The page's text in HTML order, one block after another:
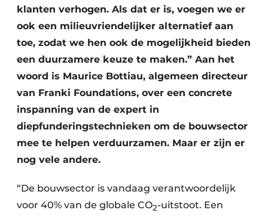
Houtbouw
HVAC
Interieurarchitectuur
Renovatie
Software
Toegangscontrole
Veiligheid & Opleiding
klanten verhogen. Als dat er is, voegen we er
ook een milieuvriendelijker alternatief aan
toe, zodat we hen ook de mogelijkheid bieden
een duurzamere keuze te maken.” Aan het
woord is Maurice Bottiau, algemeen directeur
van Franki Foundations, over een concrete
inspanning van de expert in
diepfunderingstechnieken om de bouwsector
mee te helpen verduurzamen. Maar er zijn er
nog vele andere.
“De bouwsector is vandaag verantwoordelijk
voor 40% van de globale CO2-uitstoot. Een